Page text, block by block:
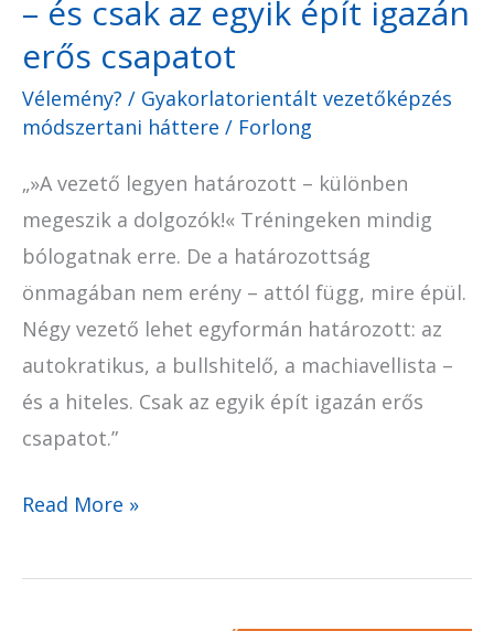
– és csak az egyik épít igazán
erős csapatot
Vélemény? / Gyakorlatorientált vezetőképzés
módszertani háttere / Forlong
„»A vezető legyen határozott – különben
megeszik a dolgozók!« Tréningeken mindig
bólogatnak erre. De a határozottság
önmagában nem erény – attól függ, mire épül.
Négy vezető lehet egyformán határozott: az
autokratikus, a bullshitelő, a machiavellista –
és a hiteles. Csak az egyik épít igazán erős
csapatot.”
épít
igazán
csapatot
Read More »